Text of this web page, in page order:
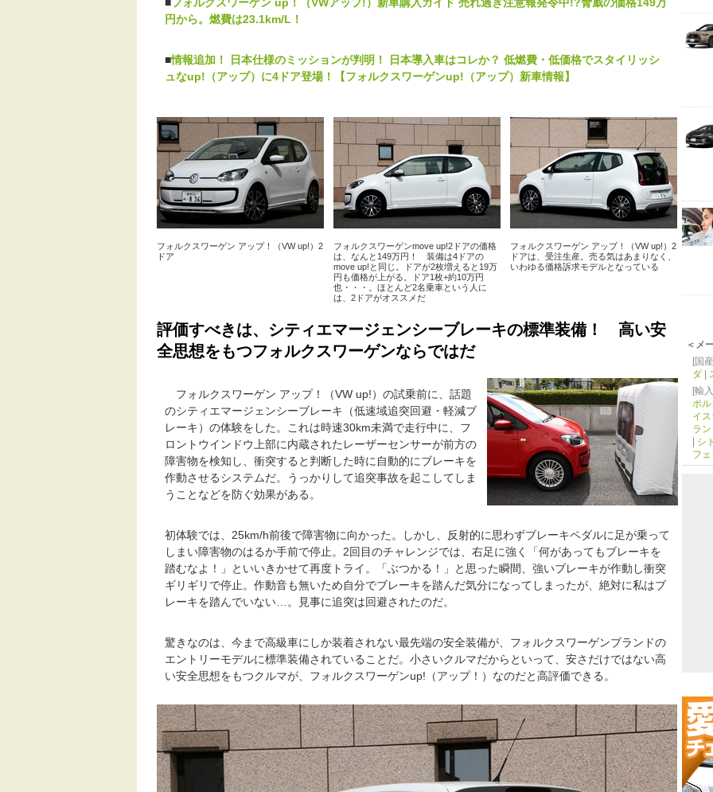
■フォルクスワーゲン up！（VWアップ!）新車購入ガイド 売れ過ぎ注意報発令中!?脅威の価格149万
円から。燃費は23.1km/L！
■情報追加！ 日本仕様のミッションが判明！ 日本導入車はコレか？ 低燃費・低価格でスタイリッシ
ュなup!（アップ）に4ドア登場！【フォルクスワーゲンup!（アップ）新車情報】
フォルクスワーゲン アップ！（VW up!）2
ドア
フォルクスワーゲンmove up!2ドアの価格
は、なんと149万円！ 装備は4ドアの
move up!と同じ。ドアが2枚増えると19万
円も価格が上がる。ドア1枚+約10万円
也・・・。ほとんど2名乗車という人に
は、2ドアがオススメだ
フォルクスワーゲン アップ！（VW up!）2
ドアは、受注生産。売る気はあまりなく、
いわゆる価格訴求モデルとなっている
評価すべきは、シティエマージェンシーブレーキの標準装備！ 高い安
全思想をもつフォルクスワーゲンならではだ
フォルクスワーゲン アップ！（VW up!）の試乗前に、話題
のシティエマージェンシーブレーキ（低速域追突回避・軽減ブ
レーキ）の体験をした。これは時速30km未満で走行中に、フ
ロントウインドウ上部に内蔵されたレーザーセンサーが前方の
障害物を検知し、衝突すると判断した時に自動的にブレーキを
作動させるシステムだ。うっかりして追突事故を起こしてしま
うことなどを防ぐ効果がある。
初体験では、25km/h前後で障害物に向かった。しかし、反射的に思わずブレーキペダルに足が乗って
しまい障害物のはるか手前で停止。2回目のチャレンジでは、右足に強く「何があってもブレーキを
踏むなよ！」といいきかせて再度トライ。「ぶつかる！」と思った瞬間、強いブレーキが作動し衝突
ギリギリで停止。作動音も無いため自分でブレーキを踏んだ気分になってしまったが、絶対に私はブ
レーキを踏んでいない…。見事に追突は回避されたのだ。
驚きなのは、今まで高級車にしか装着されない最先端の安全装備が、フォルクスワーゲンブランドの
エントリーモデルに標準装備されていることだ。小さいクルマだからといって、安さだけではない高
い安全思想をもつクルマが、フォルクスワーゲンup!（アップ！）なのだと高評価できる。
＜メ
[国
ダ
[輸
ポ
イ
ラ
シ
フ